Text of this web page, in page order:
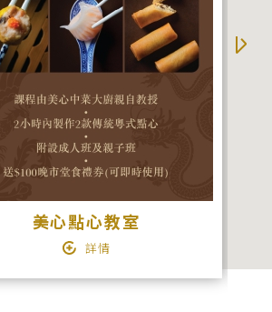
美心點心教室
詳情